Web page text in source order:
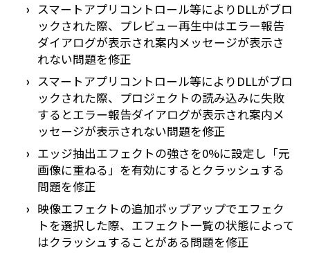
スマートアプリコントロール等によりDLLがブロ
ックされた際、プレビュー再生中はエラー報告
ダイアログが表示され案内メッセージが表示さ
れない問題を修正
スマートアプリコントロール等によりDLLがブロ
ックされた際、プロジェクトの読み込みに失敗
するとエラー報告ダイアログが表示され案内メ
ッセージが表示されない問題を修正
エッジ抽出エフェクトの強さを0%に設定し「元
画像に重ねる」を有効にするとクラッシュする
問題を修正
映像エフェクトの追加ポップアップでエフェク
トを選択した際、エフェクト一覧の状態によって
はクラッシュすることがある問題を修正